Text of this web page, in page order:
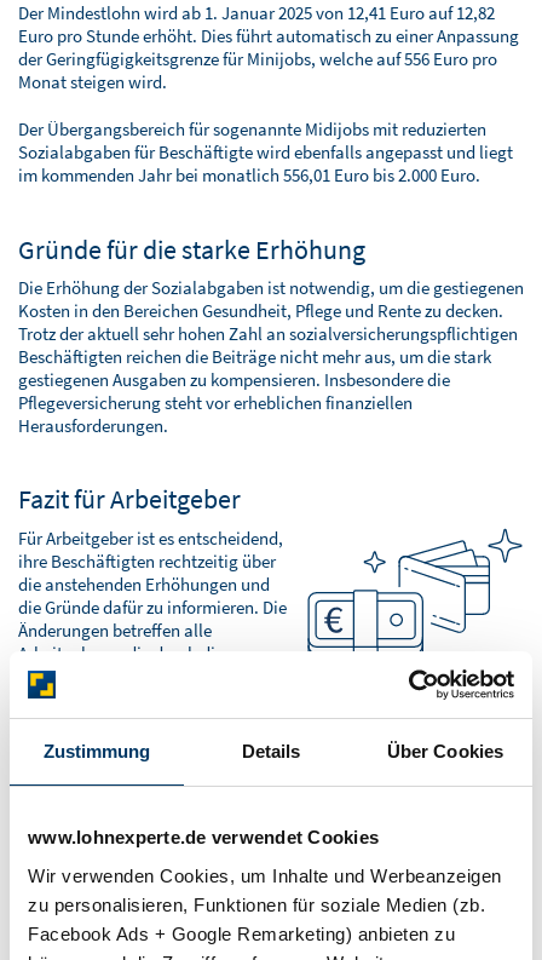
Zustimmung Details Über Cookies
www.lohnexperte.de verwendet Cookies
Wir verwenden Cookies, um Inhalte und Werbeanzeigen
zu personalisieren, Funktionen für soziale Medien (zb.
Facebook Ads + Google Remarketing) anbieten zu
Der Mindestlohn wird ab 1. Januar 2025 von 12,41 Euro auf 12,82
Euro pro Stunde erhöht. Dies führt automatisch zu einer Anpassung
der Geringfügigkeitsgrenze für Minijobs, welche auf 556 Euro pro
Monat steigen wird.
Der Übergangsbereich für sogenannte Midijobs mit reduzierten
Sozialabgaben für Beschäftigte wird ebenfalls angepasst und liegt
im kommenden Jahr bei monatlich 556,01 Euro bis 2.000 Euro.
Gründe für die starke Erhöhung
Die Erhöhung der Sozialabgaben ist notwendig, um die gestiegenen
Kosten in den Bereichen Gesundheit, Pflege und Rente zu decken.
Trotz der aktuell sehr hohen Zahl an sozialversicherungspflichtigen
Beschäftigten reichen die Beiträge nicht mehr aus, um die stark
gestiegenen Ausgaben zu kompensieren. Insbesondere die
Pflegeversicherung steht vor erheblichen finanziellen
Herausforderungen.
Fazit für Arbeitgeber
Für Arbeitgeber ist es entscheidend,
ihre Beschäftigten rechtzeitig über
die anstehenden Erhöhungen und
die Gründe dafür zu informieren. Die
Änderungen betreffen alle
Arbeitnehmer, die durch die
Erhöhung der Beitragssätze und
Beitragsbemessungsgrenzen höhere
Abgaben leisten müssen. Eine offene Kommunikation über die
Hintergründe der steigenden Beiträge kann dabei helfen, eventuelle
Unzufriedenheit und Missverständnisse zu vermeiden. Arbeitgeber
müssen also nicht nur ihre eigenen Prozesse anpassen, sondern
Das Wichtigste in Kürze
Zum Jahreswechsel 2025 steigen die Sozialversicherungsbeiträge
und Beitragsbemessungsgrenzen erheblich, die Beschäftigten